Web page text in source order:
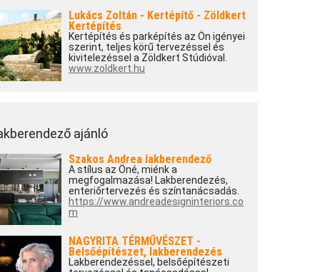
Lukács Zoltán - Kertépítő - Zöldkert
Kertépítés
Kertépítés és parképítés az Ön igényei
szerint, teljes körű tervezéssel és
kivitelezéssel a Zöldkert Stúdióval.
www.zoldkert.hu
ajánló
Szakos Andrea lakberendező
A stílus az Öné, miénk a
megfogalmazása! Lakberendezés,
enteriőrtervezés és színtanácsadás.
https://www.andreadesigninteriors.co
m
NAGYRITA TÉRMŰVÉSZET -
Belsőépítészet, lakberendezés
Lakberendezéssel, belsőépítészeti